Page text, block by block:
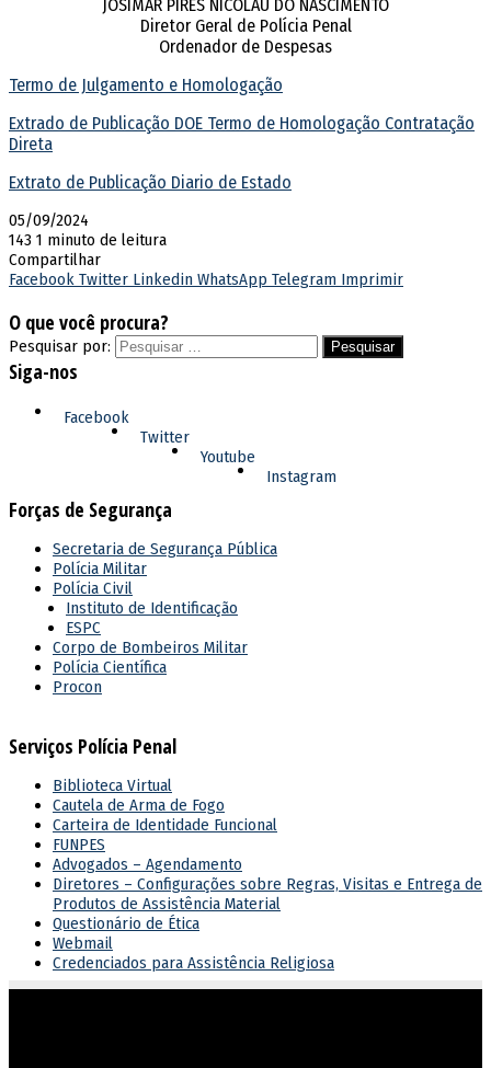
JOSIMAR PIRES NICOLAU DO NASCIMENTO
Diretor Geral de Polícia Penal
Ordenador de Despesas
Termo de Julgamento e Homologação
Extrado de Publicação DOE Termo de Homologação Contratação
Direta
Extrato de Publicação Diario de Estado
05/09/2024
143 1 minuto de leitura
Compartilhar
Facebook Twitter Linkedin WhatsApp Telegram Imprimir
O que você procura?
Pesquisar por:
Siga-nos
Facebook
Twitter
Youtube
Instagram
Forças de Segurança
Secretaria de Segurança Pública
Polícia Militar
Polícia Civil
Instituto de Identificação
ESPC
Corpo de Bombeiros Militar
Polícia Científica
Procon
Serviços Polícia Penal
Biblioteca Virtual
Cautela de Arma de Fogo
Carteira de Identidade Funcional
FUNPES
Advogados – Agendamento
Diretores – Configurações sobre Regras, Visitas e Entrega de
Produtos de Assistência Material
Questionário de Ética
Webmail
Credenciados para Assistência Religiosa